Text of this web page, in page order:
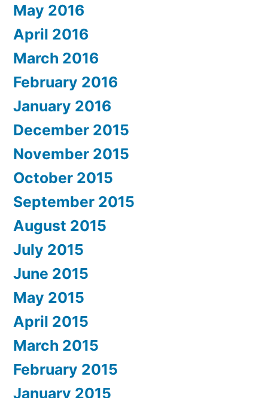
May 2016
April 2016
March 2016
February 2016
January 2016
December 2015
November 2015
October 2015
September 2015
August 2015
July 2015
June 2015
May 2015
April 2015
March 2015
February 2015
January 2015